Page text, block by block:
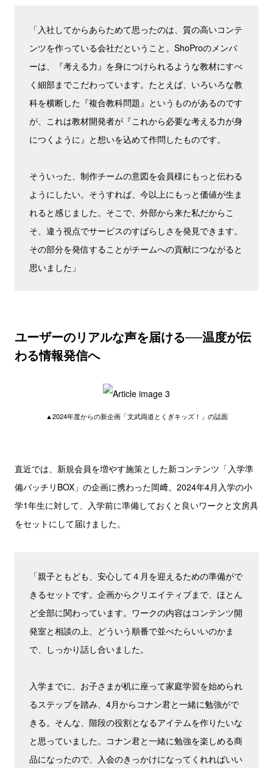
「入社してからあらためて思ったのは、質の高いコンテ
ンツを作っている会社だということ。ShoProのメンバ
ーは、『考える力』を身につけられるような教材にすべ
く細部までこだわっています。たとえば、いろいろな教
科を横断した『複合教科問題』というものがあるのです
が、これは教材開発者が『これから必要な考える力が身
につくように』と想いを込めて作問したものです。
そういった、制作チームの意図を会員様にもっと伝わる
ようにしたい。そうすれば、今以上にもっと価値が生ま
れると感じました。そこで、外部から来た私だからこ
そ、違う視点でサービスのすばらしさを発見できます。
その部分を発信することがチームへの貢献につながると
思いました」
ユーザーのリアルな声を届ける──温度が伝
わる情報発信へ
▲2024年度からの新企画「文武両道とくぎキッズ！」の誌面
直近では、新規会員を増やす施策とした新コンテンツ「入学準
備バッチリBOX」の企画に携わった岡﨑。2024年4月入学の小
学1年生に対して、入学前に準備しておくと良いワークと文房具
をセットにして届けました。
「親子ともども、安心して４月を迎えるための準備がで
きるセットです。企画からクリエイティブまで、ほとん
ど全部に関わっています。ワークの内容はコンテンツ開
発室と相談の上、どういう順番で並べたらいいのかま
で、しっかり話し合いました。
入学までに、お子さまが机に座って家庭学習を始められ
るステップを踏み、4月からコナン君と一緒に勉強がで
きる。そんな、階段の役割となるアイテムを作りたいな
と思っていました。コナン君と一緒に勉強を楽しめる商
品になったので、入会のきっかけになってくれればいい